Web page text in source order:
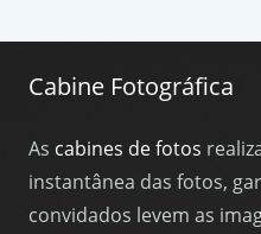
Cabine Fotográfica
As cabines de fotos
instantânea das fotos,
convidados levem as